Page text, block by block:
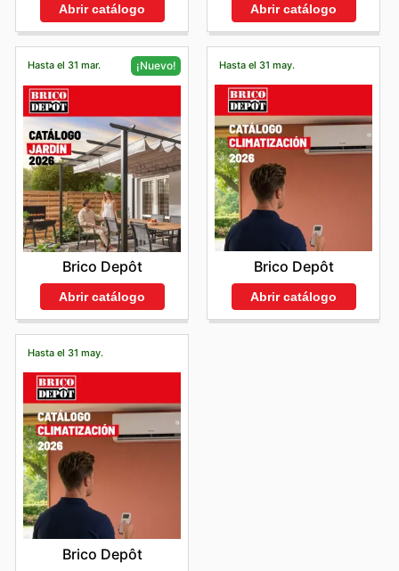
Abrir catálogo Abrir catálogo
Hasta el 31 mar. ¡Nuevo!
Brico Depôt
Abrir catálogo
Hasta el 31 may.
Brico Depôt
Abrir catálogo
Hasta el 31 may.
Brico Depôt